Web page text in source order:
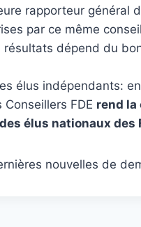
rapporteur général
par ce même
dépend du
élus indépendants:
Conseillers FDE rend
élus nationaux des
nouvelles de